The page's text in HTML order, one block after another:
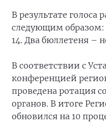
В результате голоса
следующим образом:
14. Два бюллетеня –
В соответствии с
конференцией
проведена ротация
органов. В итоге
обновился на 10